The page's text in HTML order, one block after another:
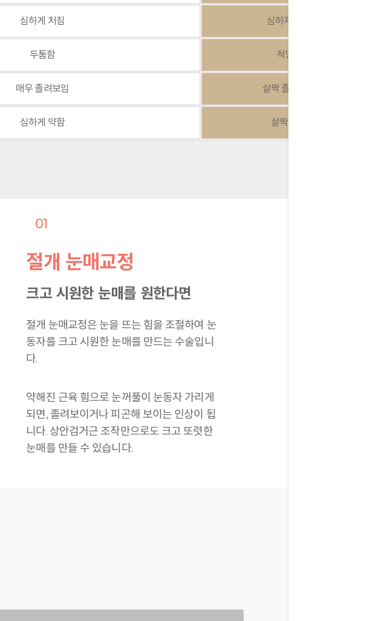
심하게 처짐 심하지 않음
두툼함 적당함
매우 졸려보임 살짝 졸려보임
심하게 약함 살짝 약함
01
절개 눈매교정
크고 시원한 눈매를 원한다면
절개 눈매교정은 눈을 뜨는 힘을 조절하여 눈
동자를 크고 시원한 눈매를 만드는 수술입니
다.
약해진 근육 힘으로 눈꺼풀이 눈동자 가리게
되면, 졸려보이거나 피곤해 보이는 인상이 됩
니다. 상안검거근 조작만으로도 크고 또렷한
눈매를 만들 수 있습니다.